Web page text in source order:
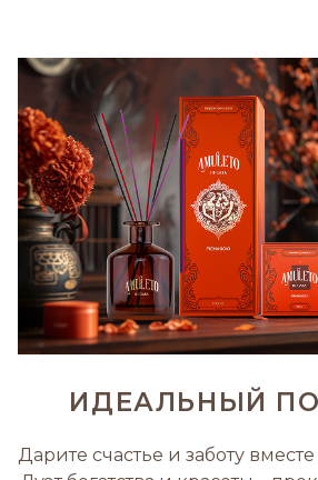
ИДЕАЛЬНЫЙ
Дарите счастье и заботу